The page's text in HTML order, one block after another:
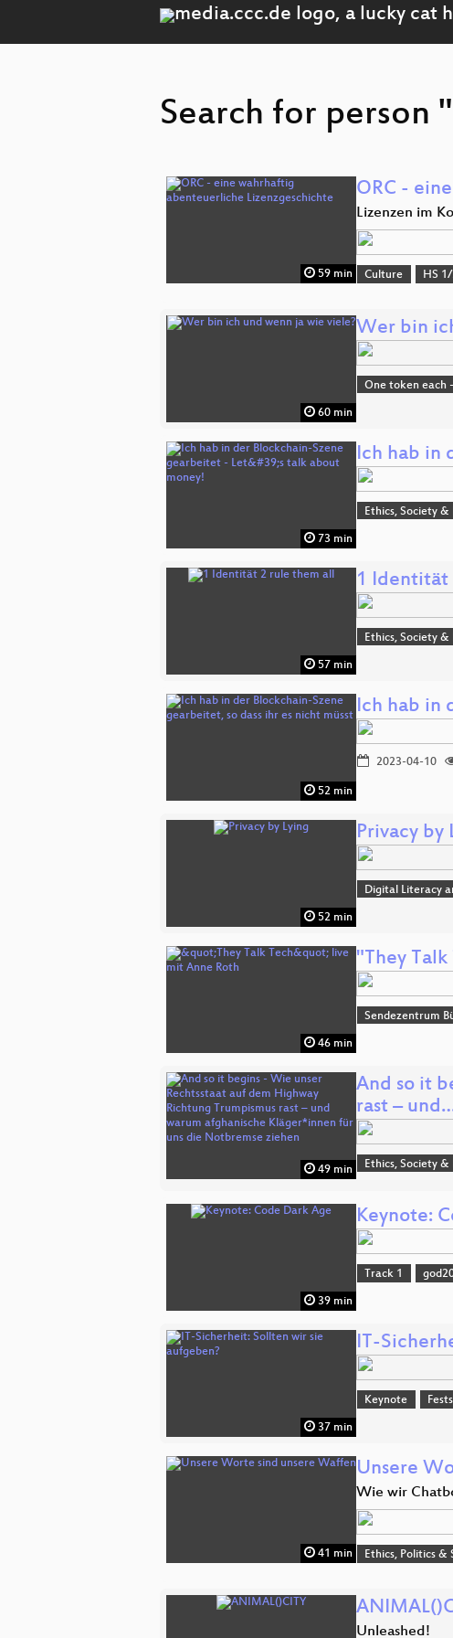
Search for person
59 min
ORC -
Lizenzen im
Culture HS
60 min
Wer bin
One token each
73 min
Ich hab in
Ethics, Society &
57 min
1 Identität
Ethics, Society &
52 min
Ich hab in
2023-04-10
52 min
Privacy by
Digital Literacy
46 min
"They
Sendezentrum
49 min
And so it
rast –
Ethics, Society &
39 min
Keynote:
Track 1
37 min
IT-
Keynote
41 min
Unsere
Wie wir
Ethics, Politics &
Unleashed!